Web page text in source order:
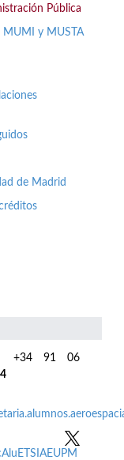
Pública
MUMI y MUSTA
de Madrid
91 06